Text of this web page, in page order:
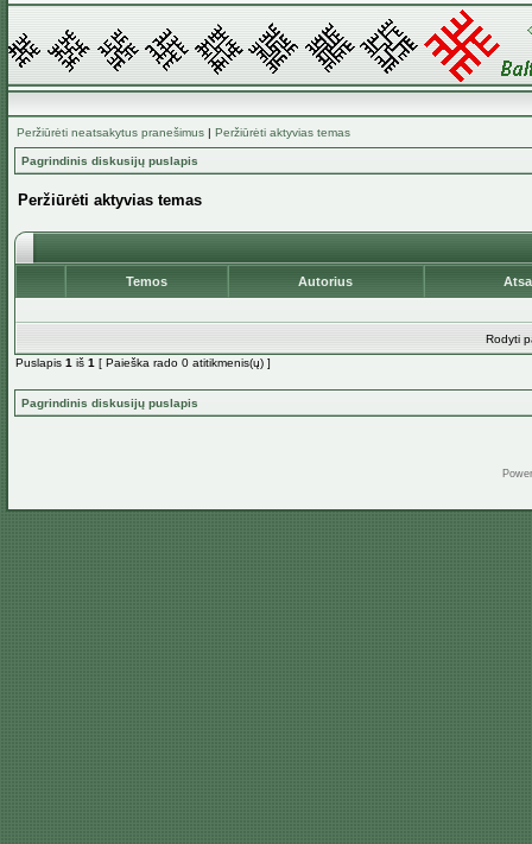
Peržiūrėti neatsakytus pranešimus | Peržiūrėti aktyvias temas
Pagrindinis diskusijų puslapis
Peržiūrėti aktyvias temas
Temos Autorius
Rodyti
Puslapis 1 iš 1 [ Paieška rado 0 atitikmenis(ų) ]
Pagrindinis diskusijų puslapis